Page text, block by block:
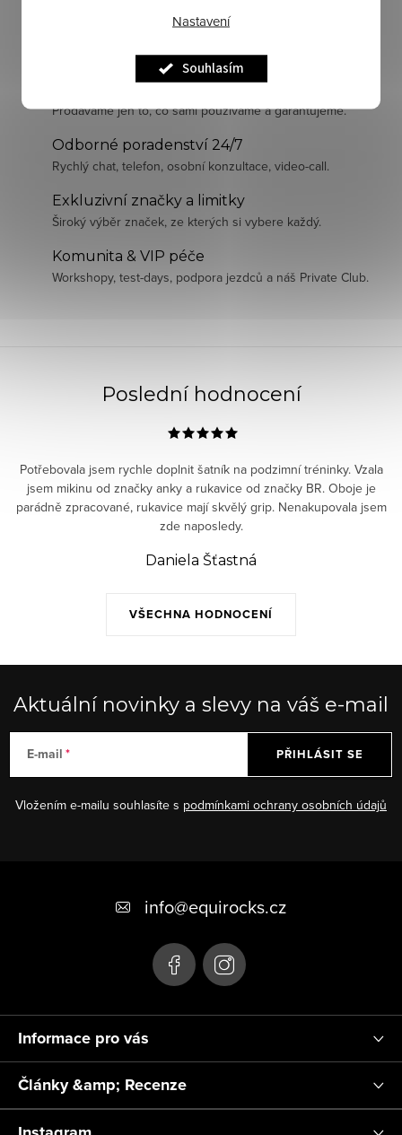
Nastavení
Souhlasím
Prodáváme jen to, co sami používáme a garantujeme.
Odborné poradenství 24/7
Rychlý chat, telefon, osobní konzultace, video-call.
Exkluzivní značky a limitky
Široký výběr značek, ze kterých si vybere každý.
Komunita & VIP péče
Workshopy, test-days, podpora jezdců a náš Private Club.
Poslední hodnocení
VŠECHNA HODNOCENÍ
Potřebovala jsem rychle doplnit šatník na podzimní tréninky. Vzala
jsem mikinu od značky anky a rukavice od značky BR. Oboje je
parádně zpracované, rukavice mají skvělý grip. Nenakupovala jsem
zde naposledy.
Daniela Šťastná
Aktuální novinky a slevy na váš e-mail
E-mail
Vložením e-mailu souhlasíte s podmínkami ochrany osobních údajů
PŘIHLÁSIT SE
í
info@equirocks.cz
Informace pro vás
Články &amp; Recenze